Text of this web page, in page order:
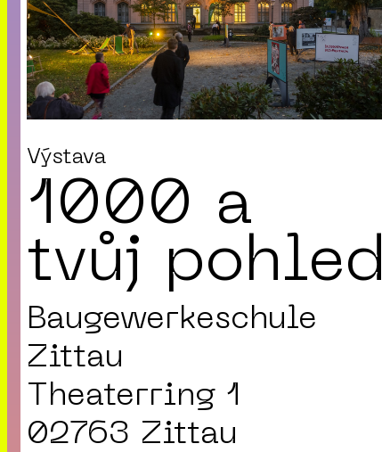
Výstava
1000 a
tvůj pohled
Baugewerkeschule
Zittau
Theaterring 1
02763 Zittau